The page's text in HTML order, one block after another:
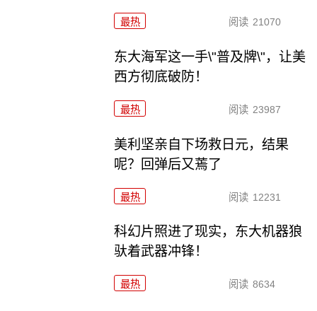
最热 阅读 21070
东大海军这一手\"普及牌\"，让美
西方彻底破防！
最热 阅读 23987
美利坚亲自下场救日元，结果
呢？回弹后又蔫了
最热 阅读 12231
科幻片照进了现实，东大机器狼
驮着武器冲锋！
最热 阅读 8634